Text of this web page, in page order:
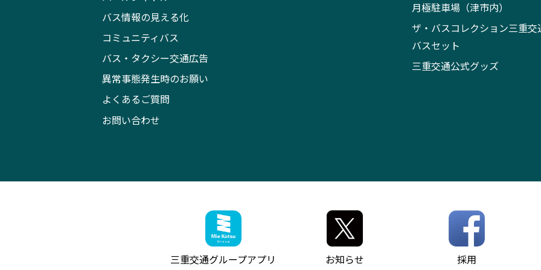
バス情報の見える化
コミュニティバス
バス・タクシー交通広告
異常事態発生時のお願い
よくあるご質問
お問い合わせ
月極駐車場（津市内）
ザ・バスコレクション三重交
バスセット
三重交通公式グッズ
三重交通グループアプリ お知らせ 採用